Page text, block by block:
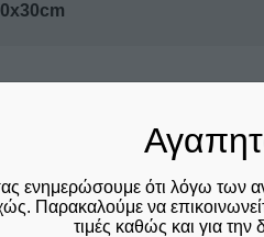
ενημερώσουμε ότι λόγω των
Παρακαλούμε να
τιμές καθώς και για